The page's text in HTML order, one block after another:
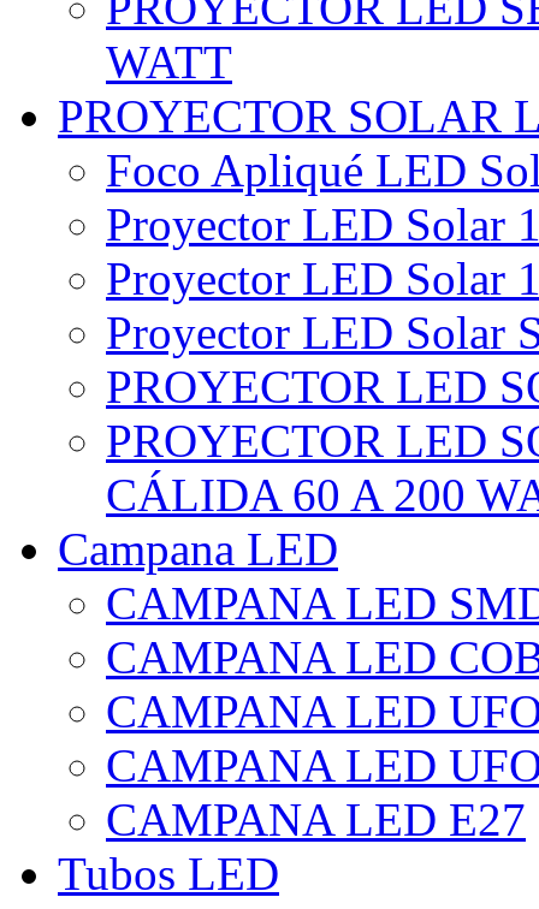
WATT
PROYECTOR SOLAR
Foco Apliqué LED
Proyector LED Solar
Proyector LED Solar
Proyector LED Solar
PROYECTOR LED
PROYECTOR LED
CÁLIDA 60 A 200
Campana LED
CAMPANA LED
CAMPANA LED
CAMPANA LED
CAMPANA LED
CAMPANA LED E27
Tubos LED